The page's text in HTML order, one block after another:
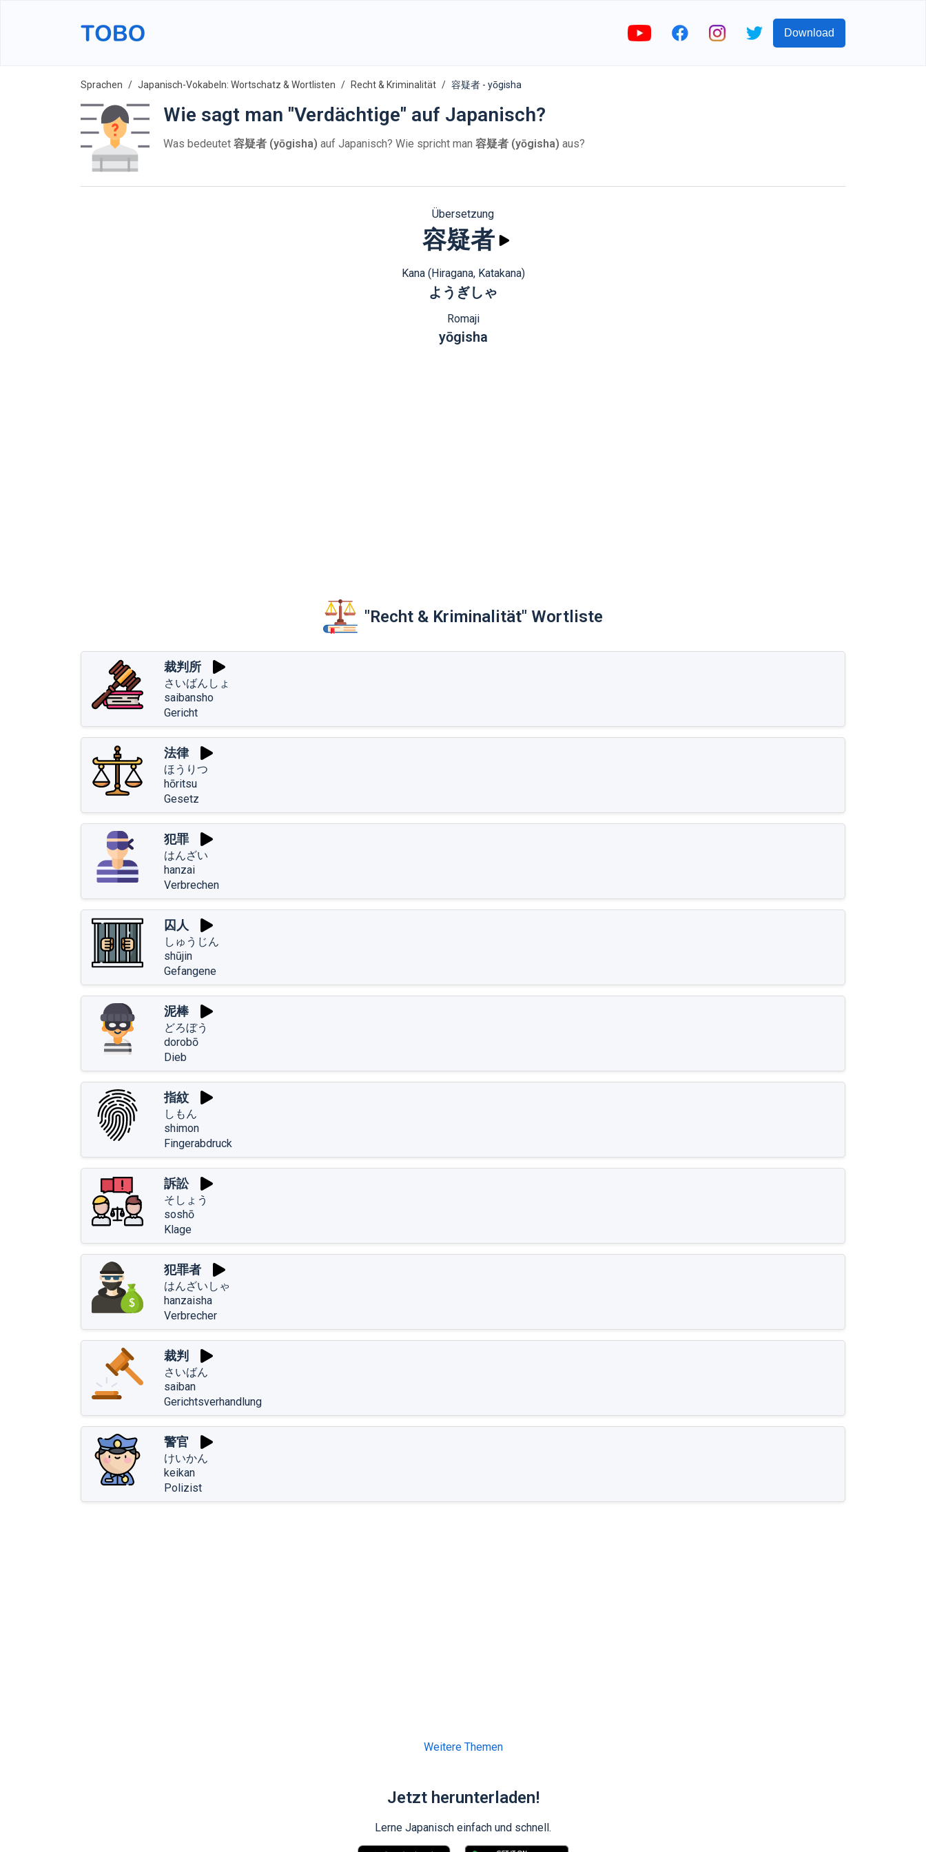
Download
Sprachen Japanisch-Vokabeln: Wortschatz & Wortlisten Recht & Kriminalität 容疑者 - yōgisha
Wie sagt man "Verdächtige" auf Japanisch?
Was bedeutet 容疑者 (yōgisha) auf Japanisch? Wie spricht man 容疑者 (yōgisha) aus?
Übersetzung
容疑者
Kana (Hiragana, Katakana)
ようぎしゃ
Romaji
yōgisha
"Recht & Kriminalität" Wortliste
裁判所
さいばんしょ
saibansho
Gericht
法律
ほうりつ
hōritsu
Gesetz
犯罪
はんざい
hanzai
Verbrechen
囚人
しゅうじん
shūjin
Gefangene
泥棒
どろぼう
dorobō
Dieb
指紋
しもん
shimon
Fingerabdruck
訴訟
そしょう
soshō
Klage
犯罪者
はんざいしゃ
hanzaisha
Verbrecher
裁判
さいばん
saiban
Gerichtsverhandlung
警官
けいかん
keikan
Polizist
Weitere Themen
Jetzt herunterladen!
Lerne Japanisch einfach und schnell.